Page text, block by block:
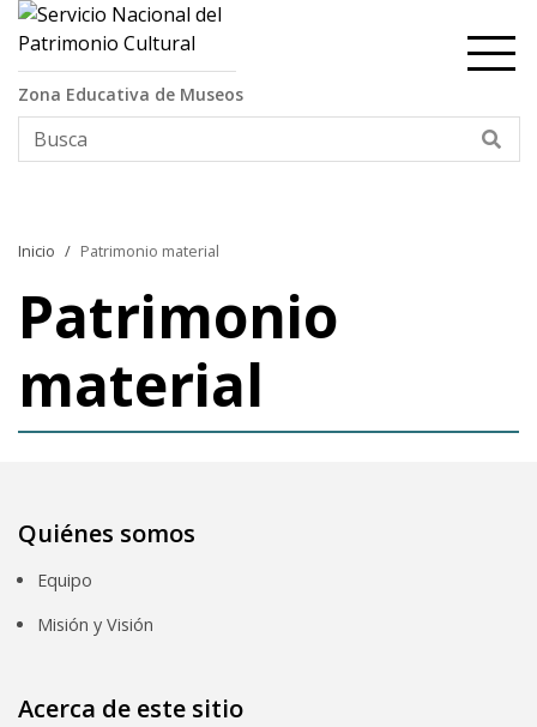
Contenido principal
Zona Educativa de Museos
Inicio Patrimonio material
Patrimonio
material
Quiénes somos
Equipo
Misión y Visión
Acerca de este sitio